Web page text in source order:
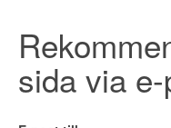
sida via